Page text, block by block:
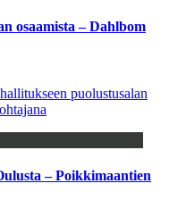
osaamista – Dahlbom
puolustusalan
– Poikkimaantien